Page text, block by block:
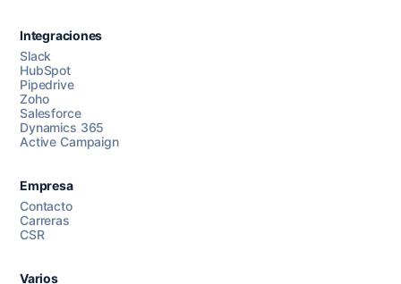
Chatea con nosotros
Integraciones
Slack
HubSpot
Pipedrive
Zoho
Salesforce
Dynamics 365
Active Campaign
Empresa
Contacto
Carreras
CSR
Varios